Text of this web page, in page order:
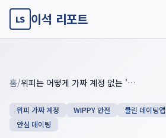
LS 이석 리포트
홈/ 위피는 어떻게 가짜 계정 없는 '클린 데이팅앱'이 되었나?
위피 가짜 계정 WIPPY 안전 클린 데이팅앱
안심 데이팅